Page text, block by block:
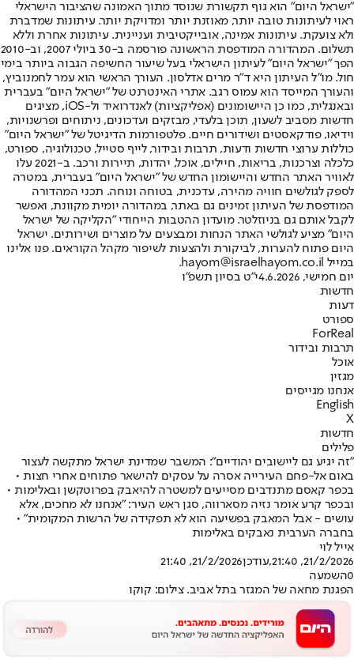
"ישראל היום" הוא גוף תקשורת שנוסד מתוך האמונה שהציבור הישראלי
ראוי לעיתונות טובה יותר, מאוזנת יותר ומדויקת יותר. עיתונות שמדברת
ולא צועקת. עיתונות אמינה, אובייקטיבית ועניינית. עיתונות אחרת וללא
תשלום. המהדורה המודפסת הראשונה פורסמה ב-30 ביולי 2007, וב-2010
הפך "ישראל היום" לעיתון הישראלי בעל שיעור החשיפה הגבוה ביותר בימי
חול. מו"ל העיתון היא ד"ר מרים אדלסון. העורך הראשי הוא עמר לחמנוביץ,
והעורך המייסד הוא עמוס רגב. אתרי האינטרנט של "ישראל היום" בעברית
ובאנגלית, כמו כן היישומונים (אפליקציות) לאנדרואיד ול-iOS, מציגים
חדשות מסביב לשעון, תוכן בלעדי, מבזקים ועדכונים, ניתוחים ופרשנויות,
וידיאו, פודקאסטים ושידורים חיים. פלטפורמות הדיגיטל של "ישראל היום"
כוללות ערוצי חדשות ודעות, תרבות ובידור, לייף סטייל, טכנולוגיה, ספורט,
כלכלה וצרכנות, בריאות, חיילים, אוכל, יהדות, תיירות ורכב. ב-2021 עלו
לאוויר האתר החדש והיישומון החדש של "ישראל היום" בעברית, במטרה
לספק לגולשים חוויה מהירה, עדכנית, בטוחה ונוחה. תכני המהדורה
המודפסת של העיתון זמינים גם באתר, במהדורה יומית מקוונת, ואפשר
לקבל אותם גם בניוזלטר. מועדון ההטבות הייחודי "הקליקה של ישראל
היום" מציע לגולשי האתר הנחות ומבצעים על מוצרים ושירותים. ישראל
היום פתוח להערות, לביקורת ולהצעות לשיפור מקהל הקוראים. פנו אלינו
במייל hayom@israelhayom.co.il.
יום חמישי, 4.6.2026
י"ט בסיון תשפ"ו
חדשות
דעות
ספורט
ForReal
תרבות ובידור
אוכל
מגזין
אנחנו מגייסים
English
X
חדשות
פלילים
"זה יגיע גם ליישובים יהודיים": המשבר שמדינת ישראל מתקשה לעצור
באום אל-פחם העירייה אסרה על עסקים להישאר פתוחים אחרי חצות •
בכפר קאסם מתנדבים מסייעים למשטרה להיאבק בפרוטקשן ובאלימות •
ובכפר קרע אומר נזיה מסארווה, סגן ראש העיר: "אנחנו לא מחכים, אלא
עושים - אבל המאבק בפשיעה הוא לא תפקידה של הרשות המקומית" •
בחברה הערבית נאבקים באלימות
אייל לוי
21/2/2026, 21:40
,עודכן21/2/2026, 21:40
0השמעה
הפגנת מחאה של המגזר בתל אביב. צילום: קוקו